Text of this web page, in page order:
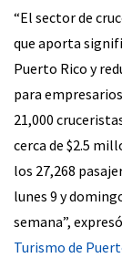
“El sector de
que aporta
Puerto Rico y
para
21,000
cerca de $2.5
los 27,268
lunes 9 y
semana”,
Turismo de